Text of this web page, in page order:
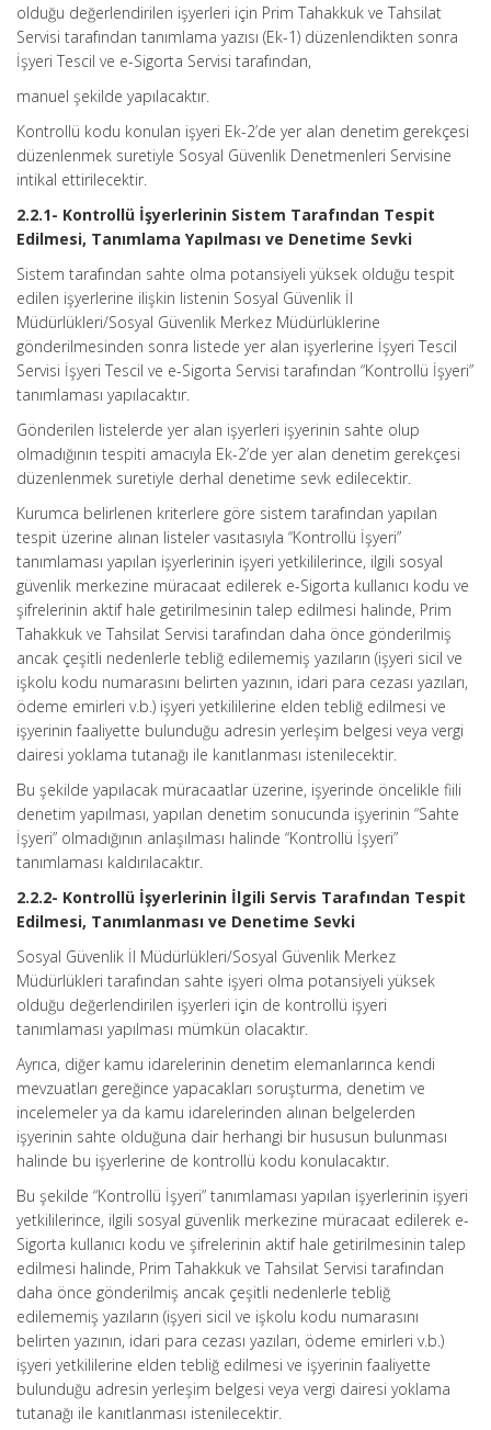
olduğu değerlendirilen işyerleri için Prim Tahakkuk ve Tahsilat
Servisi tarafından tanımlama yazısı (Ek-1) düzenlendikten sonra
İşyeri Tescil ve e-Sigorta Servisi tarafından,
manuel şekilde yapılacaktır.
Kontrollü kodu konulan işyeri Ek-2’de yer alan denetim gerekçesi
düzenlenmek suretiyle Sosyal Güvenlik Denetmenleri Servisine
intikal ettirilecektir.
2.2.1- Kontrollü İşyerlerinin Sistem Tarafından Tespit
Edilmesi, Tanımlama Yapılması ve Denetime Sevki
Sistem tarafından sahte olma potansiyeli yüksek olduğu tespit
edilen işyerlerine ilişkin listenin Sosyal Güvenlik İl
Müdürlükleri/Sosyal Güvenlik Merkez Müdürlüklerine
gönderilmesinden sonra listede yer alan işyerlerine İşyeri Tescil
Servisi İşyeri Tescil ve e-Sigorta Servisi tarafından “Kontrollü İşyeri”
tanımlaması yapılacaktır.
Gönderilen listelerde yer alan işyerleri işyerinin sahte olup
olmadığının tespiti amacıyla Ek-2’de yer alan denetim gerekçesi
düzenlenmek suretiyle derhal denetime sevk edilecektir.
Kurumca belirlenen kriterlere göre sistem tarafından yapılan
tespit üzerine alınan listeler vasıtasıyla “Kontrollü İşyeri”
tanımlaması yapılan işyerlerinin işyeri yetkililerince, ilgili sosyal
güvenlik merkezine müracaat edilerek e-Sigorta kullanıcı kodu ve
şifrelerinin aktif hale getirilmesinin talep edilmesi halinde, Prim
Tahakkuk ve Tahsilat Servisi tarafından daha önce gönderilmiş
ancak çeşitli nedenlerle tebliğ edilememiş yazıların (işyeri sicil ve
işkolu kodu numarasını belirten yazının, idari para cezası yazıları,
ödeme emirleri v.b.) işyeri yetkililerine elden tebliğ edilmesi ve
işyerinin faaliyette bulunduğu adresin yerleşim belgesi veya vergi
dairesi yoklama tutanağı ile kanıtlanması istenilecektir.
Bu şekilde yapılacak müracaatlar üzerine, işyerinde öncelikle fiili
denetim yapılması, yapılan denetim sonucunda işyerinin “Sahte
İşyeri” olmadığının anlaşılması halinde “Kontrollü İşyeri”
tanımlaması kaldırılacaktır.
2.2.2- Kontrollü İşyerlerinin İlgili Servis Tarafından Tespit
Edilmesi, Tanımlanması ve Denetime Sevki
Sosyal Güvenlik İl Müdürlükleri/Sosyal Güvenlik Merkez
Müdürlükleri tarafından sahte işyeri olma potansiyeli yüksek
olduğu değerlendirilen işyerleri için de kontrollü işyeri
tanımlaması yapılması mümkün olacaktır.
Ayrıca, diğer kamu idarelerinin denetim elemanlarınca kendi
mevzuatları gereğince yapacakları soruşturma, denetim ve
incelemeler ya da kamu idarelerinden alınan belgelerden
işyerinin sahte olduğuna dair herhangi bir hususun bulunması
halinde bu işyerlerine de kontrollü kodu konulacaktır.
Bu şekilde “Kontrollü İşyeri” tanımlaması yapılan işyerlerinin işyeri
yetkililerince, ilgili sosyal güvenlik merkezine müracaat edilerek e-
Sigorta kullanıcı kodu ve şifrelerinin aktif hale getirilmesinin talep
edilmesi halinde, Prim Tahakkuk ve Tahsilat Servisi tarafından
daha önce gönderilmiş ancak çeşitli nedenlerle tebliğ
edilememiş yazıların (işyeri sicil ve işkolu kodu numarasını
belirten yazının, idari para cezası yazıları, ödeme emirleri v.b.)
işyeri yetkililerine elden tebliğ edilmesi ve işyerinin faaliyette
bulunduğu adresin yerleşim belgesi veya vergi dairesi yoklama
tutanağı ile kanıtlanması istenilecektir.